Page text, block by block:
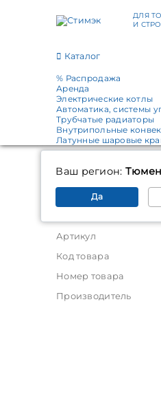
ДЛЯ
И
Ваш регион:
Да
Каталог
% Распродажа
Аренда
Электрические котлы
Автоматика, системы
Трубчатые радиаторы
Внутрипольные
Латунные шаровые
Кран
Артикул
Код товара
Номер товара
Производитель